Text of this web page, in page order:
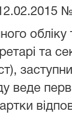
12.02.2015
обліку
та
веде